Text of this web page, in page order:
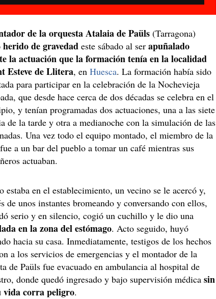
de la orquesta Atalaia de Paüls (Tarragona)
herido de gravedad este sábado al serapuñalado
la actuación que la formación tenía en la localidad
Esteve de Llitera, enHuesca. La formación había sido
para participar en la celebración de la Nochevieja
que desde hace cerca de dos décadas se celebra en el
y tenían programadas dos actuaciones, una a las siete
de la tarde y otra a medianoche con la simulación de las
Una vez todo el equipo montado, el miembro de la
a un bar del pueblo a tomar un café mientras sus
actuaban.
estaba en el establecimiento, un vecino se le acercó y,
de unos instantes bromeando y conversando con ellos,
serio y en silencio, cogió un cuchillo y le dio una
en la zona del estómago. Acto seguido, huyó
hacia su casa. Inmediatamente, testigos de los hechos
a los servicios de emergencias y el montador de la
de Paüls fue evacuado en ambulancia al hospital de
donde quedó ingresado y bajo supervisión médicasin
vida corra peligro.